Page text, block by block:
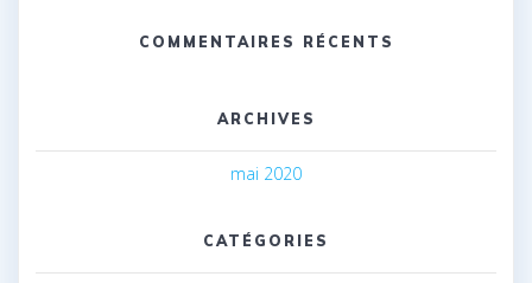
COMMENTAIRES RÉCENTS
ARCHIVES
mai 2020
CATÉGORIES